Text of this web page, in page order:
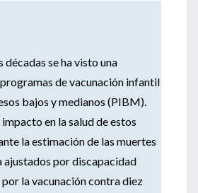
décadas se ha visto una
de vacunación infantil
bajos y medianos (PIBM).
en la salud de estos
la estimación de las muertes
ajustados por discapacidad
la vacunación contra diez